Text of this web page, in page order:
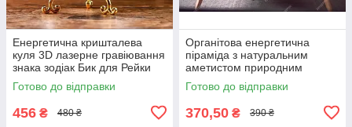
Енергетична кришталева
куля 3D лазерне гравіювання
знака зодіак Бик для Рейки
Чакра Медитація
Готово до відправки
456 ₴ 480 ₴
Органітова енергетична
піраміда з натуральним
аметистом природним
кристалами статуеткою
Будди Рейкі Чакра Медитація
Готово до відправки
370,50 ₴ 390 ₴